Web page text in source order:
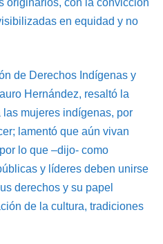
en equidad y no
de Derechos Indígenas y
Hernández, resaltó la
mujeres indígenas, por
lamentó que aún vivan
lo que –dijo- como
y líderes deben unirse
derechos y su papel
de la cultura, tradiciones